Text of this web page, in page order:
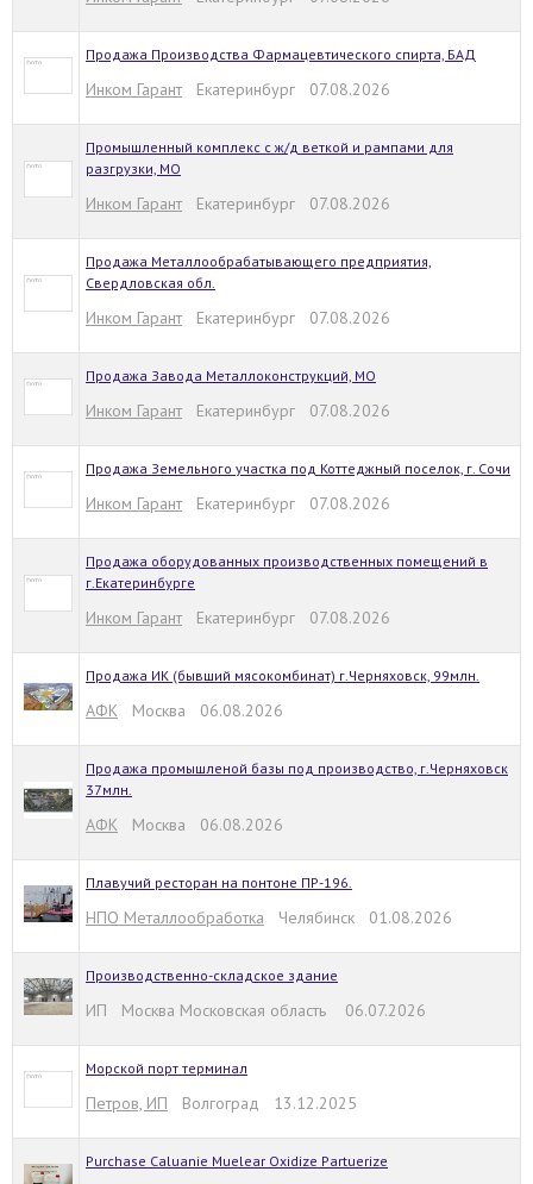
Продажа Производства Фармацевтического спирта, БАД
Инком Гарант Екатеринбург 07.08.2026
Промышленный комплекс с ж/д веткой и рампами для
разгрузки, МО
Инком Гарант Екатеринбург 07.08.2026
Продажа Металлообрабатывающего предприятия,
Свердловская обл.
Инком Гарант Екатеринбург 07.08.2026
Продажа Завода Металлоконструкций, МО
Инком Гарант Екатеринбург 07.08.2026
Продажа Земельного участка под Коттеджный поселок, г. Сочи
Инком Гарант Екатеринбург 07.08.2026
Продажа оборудованных производственных помещений в
г.Екатеринбурге
Инком Гарант Екатеринбург 07.08.2026
Продажа ИК (бывший мясокомбинат) г.Черняховск, 99млн.
АФК Москва 06.08.2026
Продажа промышленой базы под производство, г.Черняховск
37млн.
АФК Москва 06.08.2026
Плавучий ресторан на понтоне ПР-196.
НПО Металлообработка Челябинск 01.08.2026
Производственно-складское здание
ИП Москва Московская область 06.07.2026
Морской порт терминал
Петров, ИП Волгоград 13.12.2025
Purchase Caluanie Muelear Oxidize Partuerize